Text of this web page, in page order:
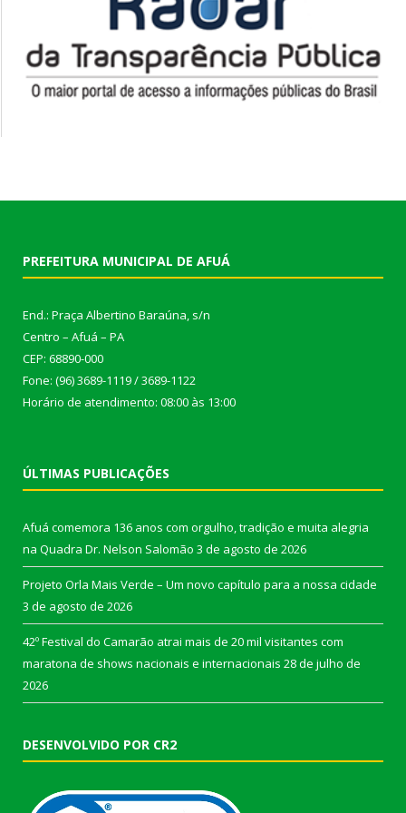
PREFEITURA MUNICIPAL DE AFUÁ
End.: Praça Albertino Baraúna, s/n
Centro – Afuá – PA
CEP: 68890-000
Fone: (96) 3689-1119 / 3689-1122
Horário de atendimento: 08:00 às 13:00
ÚLTIMAS PUBLICAÇÕES
Afuá comemora 136 anos com orgulho, tradição e muita alegria
na Quadra Dr. Nelson Salomão 3 de agosto de 2026
Projeto Orla Mais Verde – Um novo capítulo para a nossa cidade
3 de agosto de 2026
42º Festival do Camarão atrai mais de 20 mil visitantes com
maratona de shows nacionais e internacionais 28 de julho de
2026
DESENVOLVIDO POR CR2